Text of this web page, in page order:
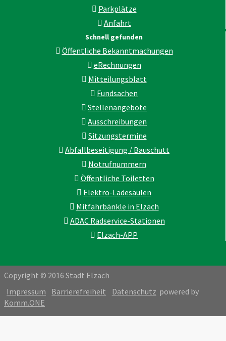
Parkplätze
Anfahrt
Schnell gefunden
Öffentliche Bekanntmachungen
eRechnungen
Mitteilungsblatt
Fundsachen
Stellenangebote
Ausschreibungen
Sitzungstermine
Abfallbeseitigung / Bauschutt
Notrufnummern
Öffentliche Toiletten
Elektro-Ladesäulen
Mitfahrbänkle in Elzach
ADAC Radservice-Stationen
Elzach-APP
Copyright © 2016 Stadt Elzach
Impressum
Barrierefreiheit Datenschutz powered by
Komm.ONE